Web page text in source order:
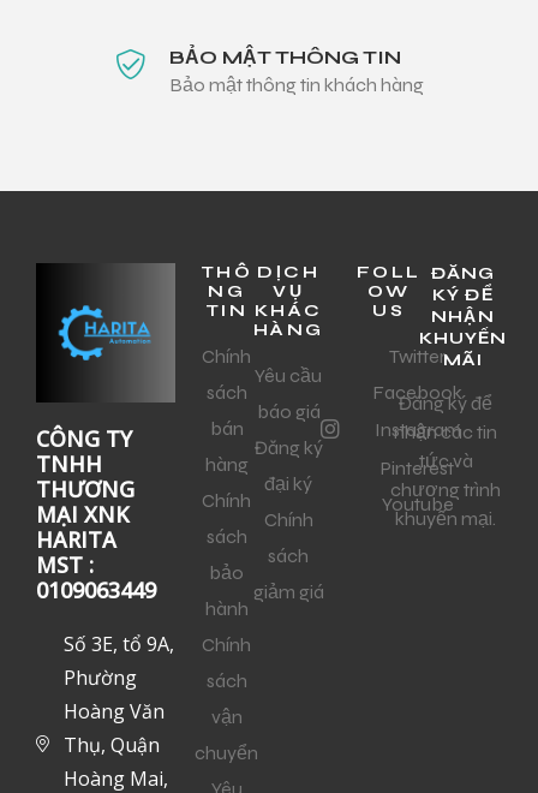
BẢO MẬT THÔNG TIN
Bảo mật thông tin khách hàng
CÔNG TY
TNHH
THƯƠNG
MẠI XNK
HARITA
MST :
0109063449
Số 3E, tổ 9A,
Phường
Hoàng Văn
Thụ, Quận
Hoàng Mai,
THÔ
NG
TIN
Chính
sách
bán
hàng
Chính
sách
bảo
hành
Chính
sách
vận
chuyển
DỊCH
VỤ
KHÁC
HÀNG
Yêu cầu
báo giá
Đăng ký
đại ký
Chính
sách
giảm giá
FOLL
OW
US
Twitter
Facebook
Instagram
Pinterest
Youtube
ĐĂNG
KÝ ĐỂ
NHẬN
KHUYẾN
MÃI
Đăng ký để
nhận các tin
tức và
chương trình
khuyến mại.